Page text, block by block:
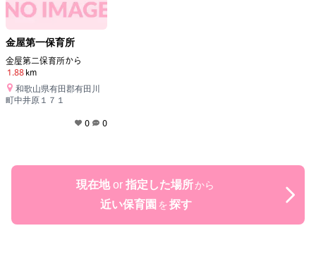
金屋第一保育所
金屋第二保育所から
1.88 km
和歌山県有田郡有田川
町中井原１７１
0 0
現在地 or 指定した場所から
近い保育園 を探す